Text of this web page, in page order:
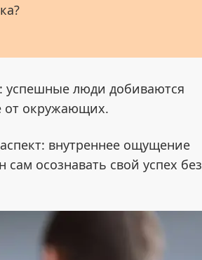
успешные люди добиваются
от окружающих.
внутреннее ощущение
осознавать свой успех без